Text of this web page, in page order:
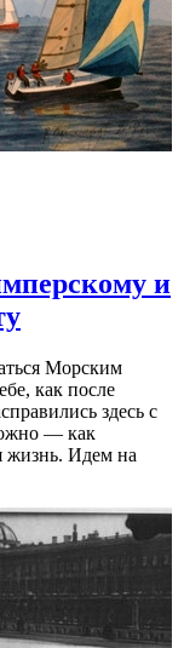
и
Морским
как после
здесь с
— как
жизнь. Идем на